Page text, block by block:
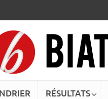
RÉSULTATS